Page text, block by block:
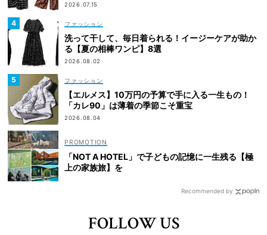
2026.07.15
ファッション
洗って干して、毎日着られる！イージーケアが助か
る【夏の相棒ワンピ】8選
2026.08.02
ファッション
【エルメス】10万円の予算で手に入る一生もの！
「カレ90」は薄着の季節こそ重宝
2026.08.04
「NOT A HOTEL」で子どもの記憶に一生残る【極
上の家族旅】を
Recommended by
FOLLOW US